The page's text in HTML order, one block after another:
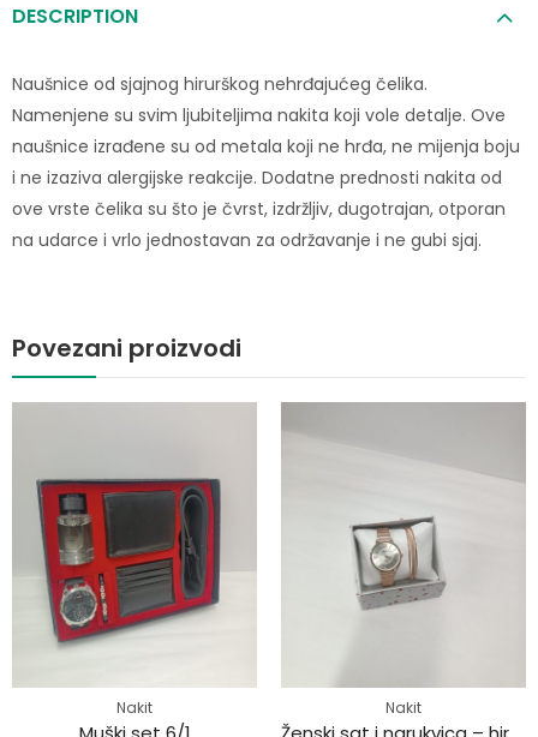
DESCRIPTION
Naušnice od sjajnog hirurškog nehrđajućeg čelika.
Namenjene su svim ljubiteljima nakita koji vole detalje. Ove
naušnice izrađene su od metala koji ne hrđa, ne mijenja boju
i ne izaziva alergijske reakcije. Dodatne prednosti nakita od
ove vrste čelika su što je čvrst, izdržljiv, dugotrajan, otporan
na udarce i vrlo jednostavan za održavanje i ne gubi sjaj.
Povezani proizvodi
Nakit Nakit